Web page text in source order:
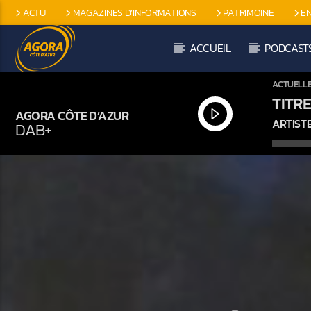
ACTU MAGAZINES D’INFORMATIONS PATRIMOINE
EMISSIONS SPÉCIFIQUES
ACCUEIL
AGORA CÔTE D’AZUR
DAB+
TITRE